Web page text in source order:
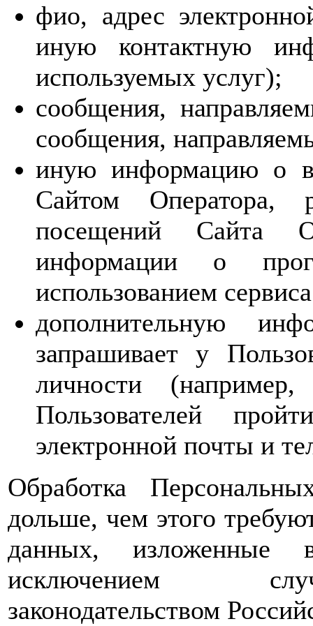
фио, адрес
иную контактную
используемых услуг);
сообщения,
сообщения,
иную информацию о
Сайтом Оператора,
посещений Сайта
информации о
использованием
дополнительную
запрашивает у
личности
Пользователей
электронной почты и
Обработка
дольше, чем этого
данных, изложенные
исключением
законодательством